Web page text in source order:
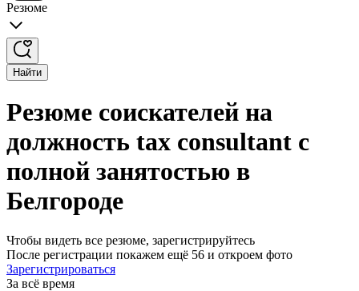
Резюме
Найти
Резюме соискателей на
должность tax consultant с
полной занятостью в
Белгороде
Чтобы видеть все резюме, зарегистрируйтесь
После регистрации покажем ещё 56 и откроем фото
Зарегистрироваться
За всё время